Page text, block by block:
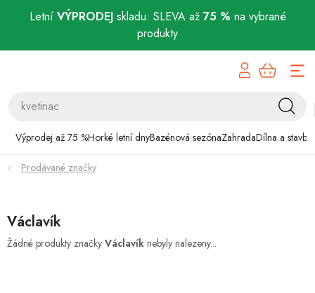
Letní VÝPRODEJskladu: SLEVA až 75 % na vybrané
produkty
Výprodej až 75 %Horké letní dnyBazénová sezónaZahradaDílna a stavba
Bazénová sezóna
Zahrada
Domácnost
Prodávané značky
Václavík
Žádné produkty značky Václavík nebyly nalezeny...